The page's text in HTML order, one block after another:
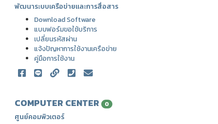
พัฒนาระบบเครือข่ายและการสื่อสาร
Download Software
แบบฟอร์มขอใช้บริการ
เปลี่ยนรหัสผ่าน
แจ้งปัญหาการใช้งานเครือข่าย
คู่มือการใช้งาน
COMPUTER CENTER 0
ศูนย์คอมพิวเตอร์